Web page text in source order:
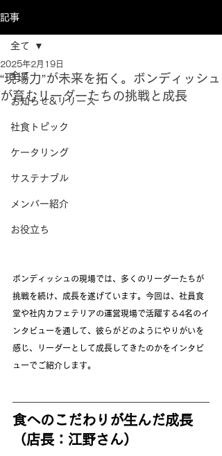
記事
全て
お知らせ&リリース
社食トピック
ケータリング
サステナブル
メンバー紹介
お役立ち
全て
“現場力”が未来を拓く。ボンディッシュ
が育むリーダーたちの挑戦と成長
2025年2月19日
ボンディッシュの現場では、多くのリーダーたちが
挑戦を続け、成長を遂げています。今回は、社員食
堂や社内カフェテリアの運営現場で活躍する4名のイ
ンタビューを通して、彼らがどのようにやりがいを
感じ、リーダーとして成長してきたのかをインタビ
ューでご紹介します。
食へのこだわりが生んだ成長
（店長：江野さん）